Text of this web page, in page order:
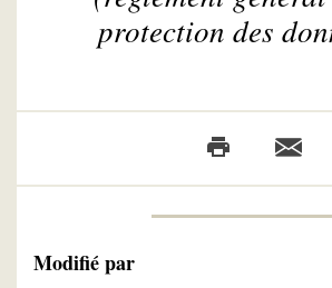
protection des
Modifié par